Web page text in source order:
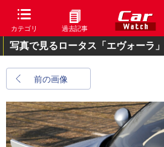
カテゴリ 過去記事
写真で見るロータス「エヴォーラ」
前の画像